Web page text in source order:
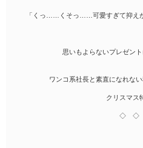
「くっ……くそっ……可愛すぎて抑え
思いもよらないプレゼン
ワンコ系社長と素直になれな
クリスマス
◇ ◇